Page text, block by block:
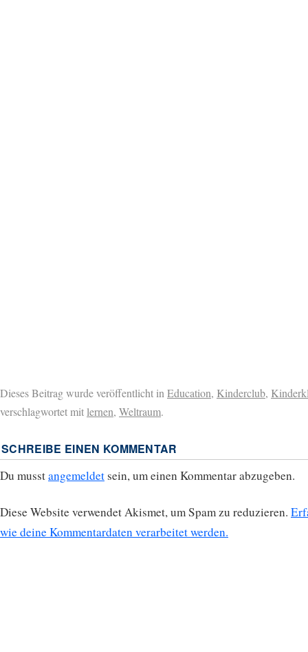
Dieses Beitrag wurde veröffentlicht inEducation, Kinderclub,
verschlagwortet mitlernen, Weltraum.
SCHREIBE EINEN KOMMENTAR
Du musstangemeldet sein, um einen Kommentar abzugeben.
Diese Website verwendet Akismet, um Spam zu reduzieren.
wie deine Kommentardaten verarbeitet werden.